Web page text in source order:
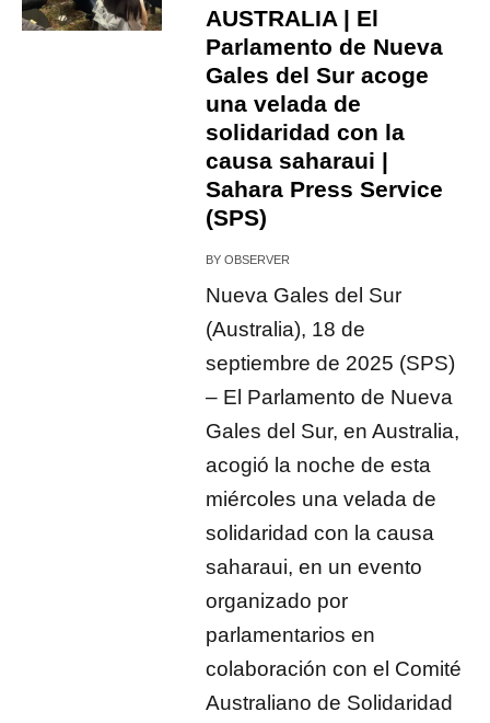
AUSTRALIA | El
Parlamento de Nueva
Gales del Sur acoge
una velada de
solidaridad con la
causa saharaui |
Sahara Press Service
(SPS)
BYOBSERVER
Nueva Gales del Sur
(Australia), 18 de
septiembre de 2025 (SPS)
– El Parlamento de Nueva
Gales del Sur, en Australia,
acogió la noche de esta
miércoles una velada de
solidaridad con la causa
saharaui, en un evento
organizado por
parlamentarios en
colaboración con el Comité
Australiano de Solidaridad